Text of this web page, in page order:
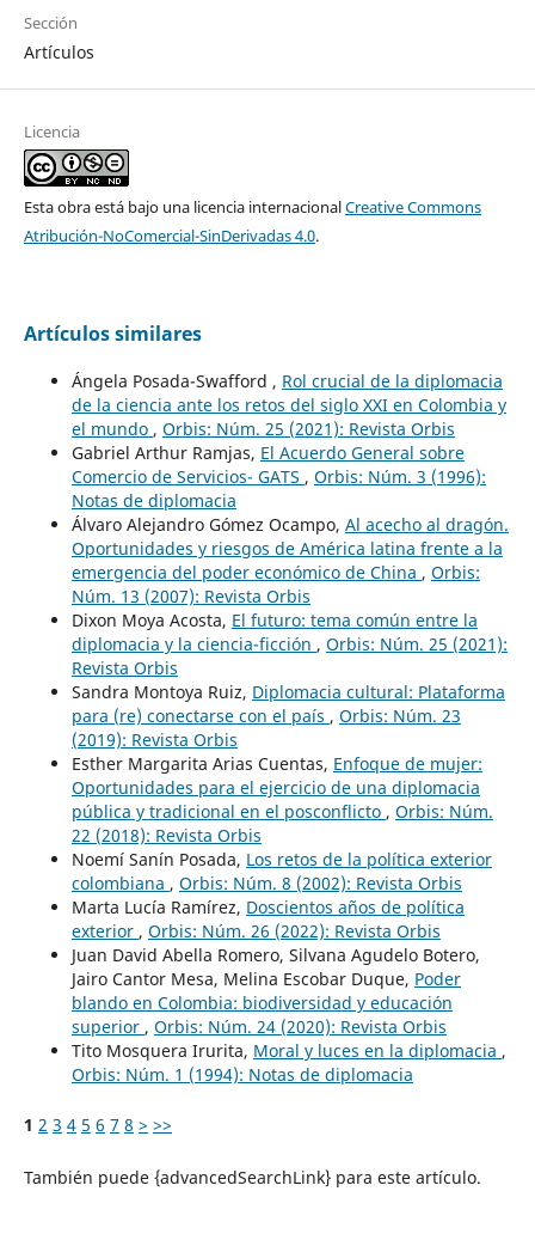
Sección
Artículos
Licencia
Esta obra está bajo una licencia internacionalCreative Commons
Atribución-NoComercial-SinDerivadas 4.0.
Artículos similares
Ángela Posada-Swafford , Rol crucial de la diplomacia
de la ciencia ante los retos del siglo XXI en Colombia y
el mundo , Orbis: Núm. 25 (2021): Revista Orbis
Gabriel Arthur Ramjas, El Acuerdo General sobre
Comercio de Servicios- GATS , Orbis: Núm. 3 (1996):
Notas de diplomacia
Álvaro Alejandro Gómez Ocampo, Al acecho al dragón.
Oportunidades y riesgos de América latina frente a la
emergencia del poder económico de China , Orbis:
Núm. 13 (2007): Revista Orbis
Dixon Moya Acosta, El futuro: tema común entre la
diplomacia y la ciencia-ficción , Orbis: Núm. 25 (2021):
Revista Orbis
Sandra Montoya Ruiz, Diplomacia cultural: Plataforma
para (re) conectarse con el país , Orbis: Núm. 23
(2019): Revista Orbis
Esther Margarita Arias Cuentas, Enfoque de mujer:
Oportunidades para el ejercicio de una diplomacia
pública y tradicional en el posconflicto , Orbis: Núm.
22 (2018): Revista Orbis
Noemí Sanín Posada, Los retos de la política exterior
colombiana , Orbis: Núm. 8 (2002): Revista Orbis
Marta Lucía Ramírez, Doscientos años de política
exterior , Orbis: Núm. 26 (2022): Revista Orbis
Juan David Abella Romero, Silvana Agudelo Botero,
Jairo Cantor Mesa, Melina Escobar Duque, Poder
blando en Colombia: biodiversidad y educación
superior , Orbis: Núm. 24 (2020): Revista Orbis
Tito Mosquera Irurita, Moral y luces en la diplomacia ,
Orbis: Núm. 1 (1994): Notas de diplomacia
1 2 3 4 5 6 7 8 > >>
También puede {advancedSearchLink} para este artículo.